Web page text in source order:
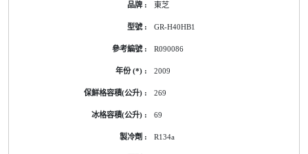
東芝
GR-H40HB1
R090086
2009
269
69
R134a